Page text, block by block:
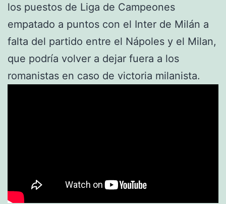
los puestos de Liga de Campeones
empatado a puntos con el Inter de Milán a
falta del partido entre el Nápoles y el Milan,
que podría volver a dejar fuera a los
romanistas en caso de victoria milanista.